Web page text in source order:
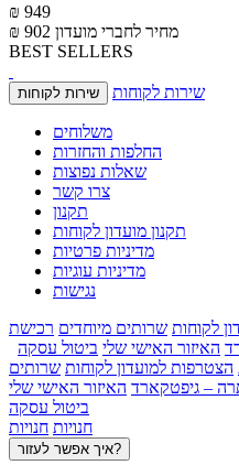
₪ 949
₪ 902 מחיר לחברי מועדון
BEST SELLERS
שירות לקוחות שירות לקוחות
משלוחים
החלפות והחזרות
שאלות נפוצות
צרו קשר
תקנון
תקנון מועדון לקוחות
מדיניות פרטיות
מדיניות עוגיות
נגישות
לקוחות שרותים מיוחדים רכישת
האיזור האישי שלי ביטול עסקה
הצטרפות למועדון לקוחות שרותים
– גיפטקארד האיזור האישי שלי
ביטול עסקה
חנויות חנויות
איך אפשר לעזור?